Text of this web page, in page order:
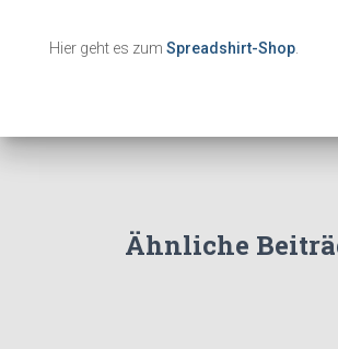
Hier geht es zum Spreadshirt-Shop
Ähnliche